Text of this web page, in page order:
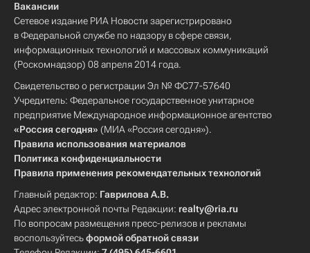
Вакансии
Сетевое издание РИА Новости зарегистрировано
в Федеральной службе по надзору в сфере связи,
информационных технологий и массовых коммуникаций
(Роскомнадзор) 08 апреля 2014 года.
Свидетельство о регистрации Эл № ФС77-57640
Учредитель: Федеральное государственное унитарное
предприятие Международное информационное агентство
«Россия сегодня» (МИА «Россия сегодня»).
Правила использования материалов
Политика конфиденциальности
Правила применения рекомендательных технологий
Главный редактор: Гаврилова А.В.
Адрес электронной почты Редакции: realty@ria.ru
По вопросам размещения пресс-релизов и рекламы
воспользуйтесьформой обратной связи